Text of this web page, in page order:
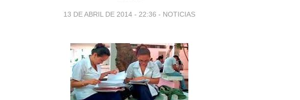
13 DE ABRIL DE 2014 - 22:36 - NOTICIAS